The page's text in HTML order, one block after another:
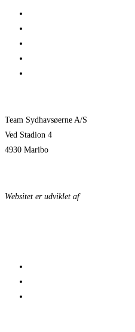
Team Sydhavsøerne A/S
Ved Stadion 4
4930 Maribo
Websitet er udviklet af